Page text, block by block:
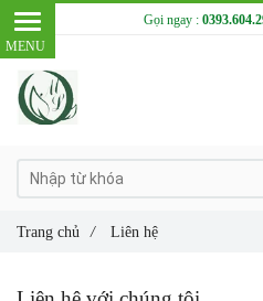
Trang chủ / Liên hệ
Gọi ngay :